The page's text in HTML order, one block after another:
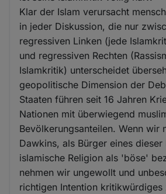
Klar der Islam verursacht
in jeder Diskussion, die nur
regressiven Linken (jede
und regressiven Rechten
Islamkritik) unterscheidet
geopolitische Dimension der
Staaten führen seit 16 Jahren
Nationen mit überwiegend
Bevölkerungsanteilen. Wenn wir
Dawkins, als Bürger eines
islamische Religion als 'böse'
nehmen wir ungewollt und
richtigen Intention kritikwürdiges